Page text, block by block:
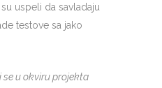
uspeli da savladaju
testove sa jako
u okviru projekta